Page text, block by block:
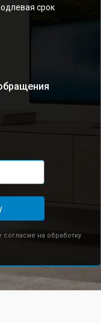
срок
на обработку